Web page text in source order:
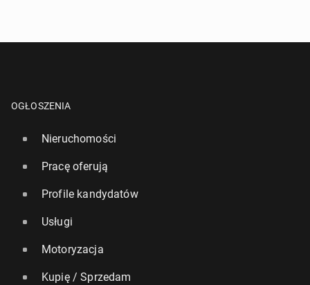
OGŁOSZENIA
Nieruchomości
Pracę oferują
Profile kandydatów
Usługi
Motoryzacja
Kupię / Sprzedam